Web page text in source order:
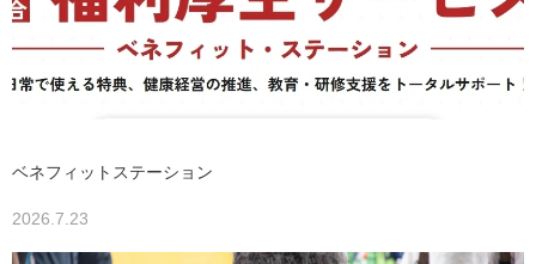
ベネフィットステーション
2026.7.23